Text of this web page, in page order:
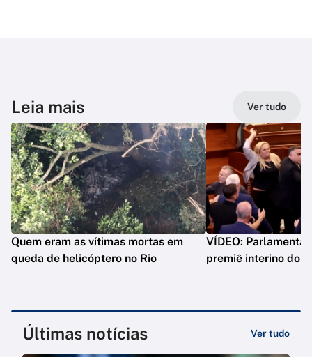
Leia mais Ver tudo
Quem eram as vítimas mortas em
queda de helicóptero no Rio
VÍDEO:
premiê interino do
Últimas notícias Ver tudo